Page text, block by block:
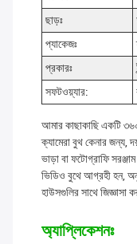
ছাড়ঃ
প্যাকেজঃ
প্রকারঃ
সফটওয়্যার:
আমার কাছাকাছি একটি
ক্যামেরা বুথ কেনার জন্য,
ভাড়া বা ফটোগ্রাফি
ভিডিও বুথে আগ্রহী হন,
হাউসগুলির সাথে জিজ্ঞাসা
অ্যাপ্লিকেশনঃ